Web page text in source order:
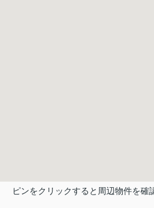
ピンをクリックすると周辺物件を確